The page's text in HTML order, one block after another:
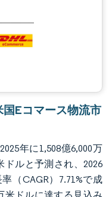
Eコマース物流市
年に1,508億6,000万
ドルと予測され、2026
（CAGR）7.71%で成